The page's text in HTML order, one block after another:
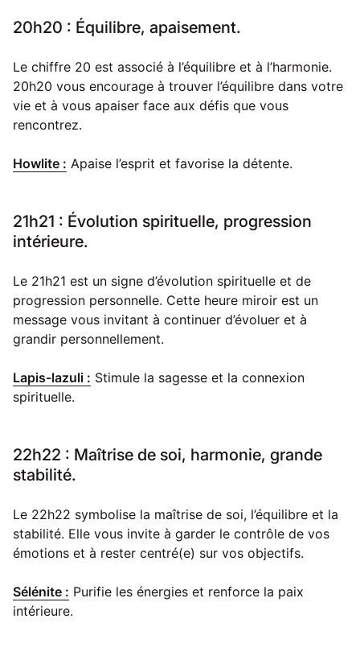
20h20 : Équilibre, apaisement.
Le chiffre 20 est associé à l’équilibre et à l’harmonie.
20h20 vous encourage à trouver l’équilibre dans votre
vie et à vous apaiser face aux défis que vous
rencontrez.
Howlite : Apaise l’esprit et favorise la détente.
21h21 : Évolution spirituelle, progression
intérieure.
Le 21h21 est un signe d’évolution spirituelle et de
progression personnelle. Cette heure miroir est un
message vous invitant à continuer d’évoluer et à
grandir personnellement.
Lapis-lazuli : Stimule la sagesse et la connexion
spirituelle.
22h22 : Maîtrise de soi, harmonie, grande
stabilité.
Le 22h22 symbolise la maîtrise de soi, l’équilibre et la
stabilité. Elle vous invite à garder le contrôle de vos
émotions et à rester centré(e) sur vos objectifs.
Sélénite : Purifie les énergies et renforce la paix
intérieure.